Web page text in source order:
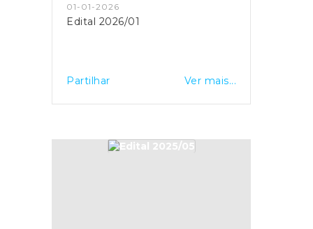
01-01-2026
Edital 2026/01
Partilhar Ver mais...